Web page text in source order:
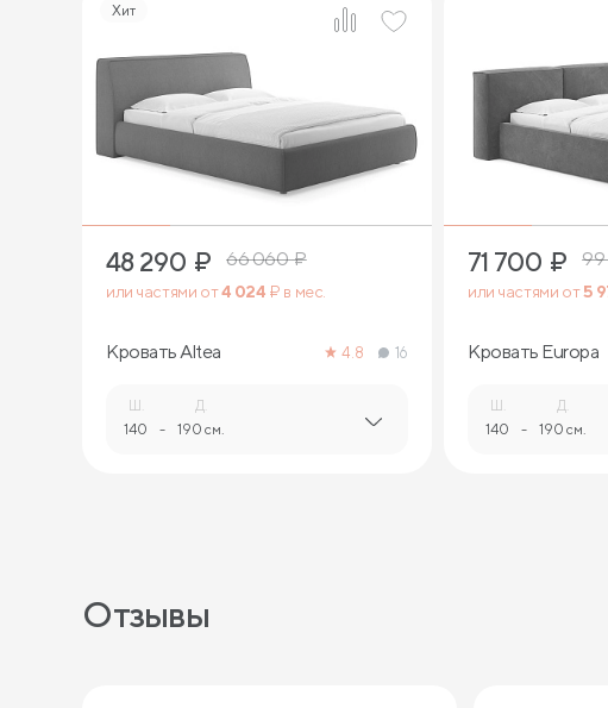
Хит
2
48 290 ₽ 66 060₽
или частями от4 024 ₽ в мес.
Кровать Altea 4.8 16
Ш.
140 -
Д.
190 см.
3
71 700 ₽ 99
или частями от5
Кровать Europa
Ш.
140 -
Д.
190 см.
Отзывы